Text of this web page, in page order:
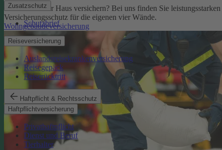
Zusatzschutz
Schutzbrief
Reiseversicherung
Auslandsreisekrankenversicherung
Reisegepäck
Reiserücktritt
Haftpflicht & Rechtsschutz
Haftpflichtversicherung
Privathaftpflicht
Dienst und Beruf
Tierhalter
Sie möchten Ihr Haus versichern? Bei uns finden Sie leistungsstarken
Versicherungsschutz für die eigenen vier Wände.
Wohngebäudeversicherung